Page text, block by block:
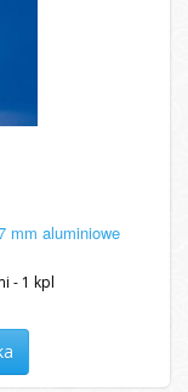
mm aluminiowe
- 1 kpl